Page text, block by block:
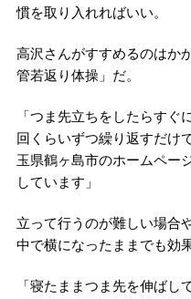
慣を取り入れればいい。
高沢さんがすすめるのはか
管若返り体操」だ。
「つま先立ちをしたらす
回くらいずつ繰り返すだけ
玉県鶴ヶ島市のホームペー
しています」
立って行うのが難しい場合
中で横になったままでも効
「寝たままつま先を伸ば